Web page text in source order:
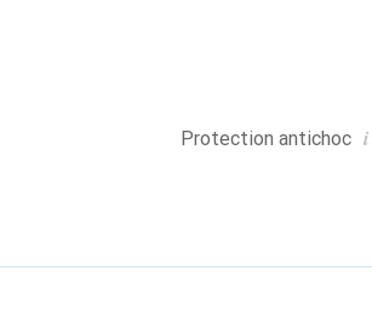
Protection antichoc i